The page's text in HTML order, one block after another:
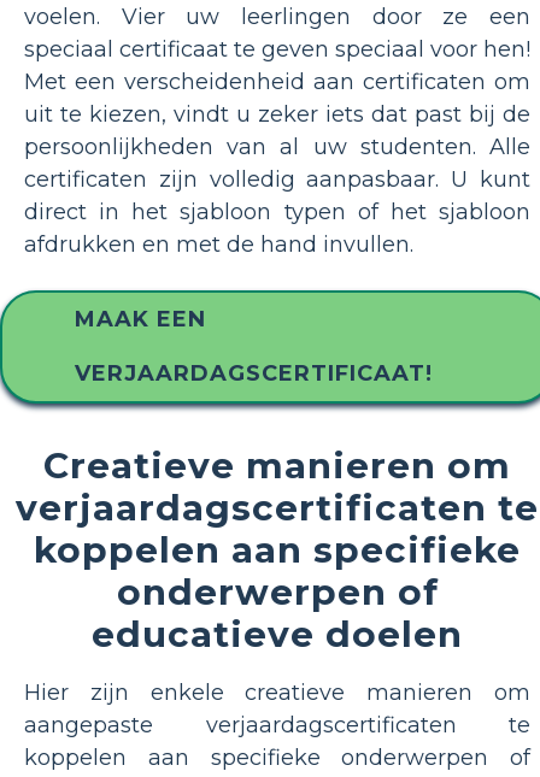
voelen. Vier uw leerlingen door ze een
speciaal certificaat te geven speciaal voor hen!
Met een verscheidenheid aan certificaten om
uit te kiezen, vindt u zeker iets dat past bij de
persoonlijkheden van al uw studenten. Alle
certificaten zijn volledig aanpasbaar. U kunt
direct in het sjabloon typen of het sjabloon
afdrukken en met de hand invullen.
MAAK EEN
VERJAARDAGSCERTIFICAAT!
Creatieve manieren om
verjaardagscertificaten te
koppelen aan specifieke
onderwerpen of
educatieve doelen
Hier zijn enkele creatieve manieren om
aangepaste verjaardagscertificaten te
koppelen aan specifieke onderwerpen of